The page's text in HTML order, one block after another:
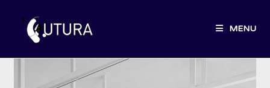
contenuto
MENU